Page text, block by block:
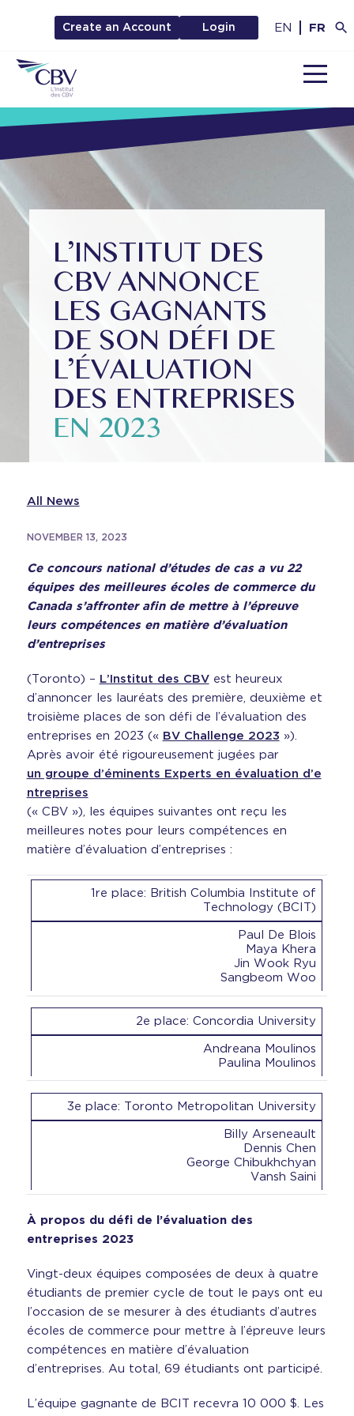
Create an Account Login EN FR
L’INSTITUT DES
CBV ANNONCE
LES GAGNANTS
DE SON DÉFI DE
L’ÉVALUATION
DES ENTREPRISES
EN 2023
All News
NOVEMBER 13, 2023
Ce concours national d’études de cas a vu 22
équipes des meilleures écoles de commerce du
Canada s’affronter afin de mettre à l’épreuve
leurs compétences en matière d’évaluation
d’entreprises
(Toronto) – L’Institut des CBVest heureux
d’annoncer les lauréats des première, deuxième et
troisième places de son défi de l’évaluation des
entreprises en 2023 (« BV Challenge 2023 »).
Après avoir été rigoureusement jugées par
un groupe d’éminents Experts en évaluation d’e
ntreprises
(« CBV »), les équipes suivantes ont reçu les
meilleures notes pour leurs compétences en
matière d’évaluation d’entreprises :
1re place: British Columbia Institute of
Technology (BCIT)
Paul De Blois
Maya Khera
Jin Wook Ryu
Sangbeom Woo
2e place: Concordia University
Andreana Moulinos
Paulina Moulinos
3e place: Toronto Metropolitan University
Billy Arseneault
Dennis Chen
George Chibukhchyan
Vansh Saini
À propos du défi de l’évaluation des
entreprises 2023
Vingt-deux équipes composées de deux à quatre
étudiants de premier cycle de tout le pays ont eu
l’occasion de se mesurer à des étudiants d’autres
écoles de commerce pour mettre à l’épreuve leurs
compétences en matière d’évaluation
d’entreprises. Au total, 69 étudiants ont participé.
L’équipe gagnante de BCIT recevra 10 000 $. Les